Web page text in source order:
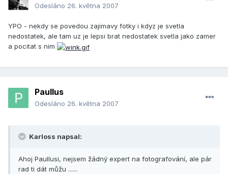
Odesláno 26. května 2007
YPO - nekdy se povedou zajimavy fotky i kdyz je svetla
nedostatek, ale tam uz je lepsi brat nedostatek svetla jako zamer
a pocitat s nim
Paullus
Odesláno 26. května 2007
Karloss napsal:
Ahoj Paullusi, nejsem žádný expert na fotografování, ale pár
rad ti dát můžu ......